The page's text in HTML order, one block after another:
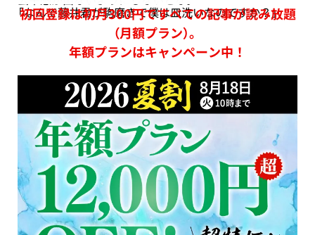
「なんで藤井君が駒磨きで僕は皿洗いなのですか？」
初回登録は初月300円ですべての記事が読み放題
（月額プラン）。
年額プランはキャンペーン中！